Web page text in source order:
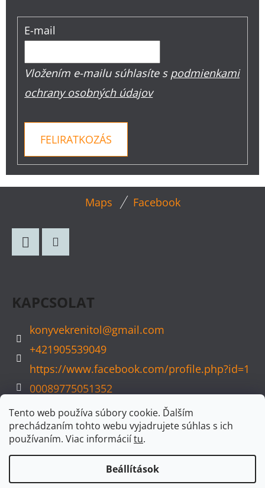
Tento web používa súbory cookie. Ďalším
prechádzaním tohto webu vyjadrujete súhlas s ich
používaním. Viac informáciítu.
Beállítások
E-mail
Vložením e-mailu súhlasíte s podmienkami
ochrany osobných údajov
FELIRATKOZÁS
Maps Facebook
KAPCSOLAT
konyvekrenitol@gmail.com
+421905539049
https://www.facebook.com/profile.php?id=1
00089775051352
konyvvarazs
Shoptet készítette